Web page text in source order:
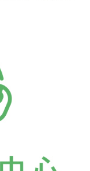
任何衝突、戰爭
能產業背後隱藏
茁壯、團結？主
主婦聯盟環保基
在311福島核災
建立輻射地圖與
教導中小學生
降低輻射受曝
型易攜的輻射偵